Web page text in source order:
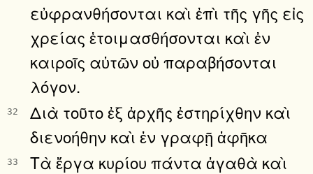
εὐφρανθήσονται καὶ ἐπὶ τῆς γῆς εἰς
χρείας ἑτοιμασθήσονται καὶ ἐν
καιροῖς αὐτῶν οὐ παραβήσονται
λόγον.
32
Διὰ τοῦτο ἐξ ἀρχῆς ἐστηρίχθην καὶ
διενοήθην καὶ ἐν γραφῇ ἀφῆκα
33
Τὰ ἔργα κυρίου πάντα ἀγαθὰ καὶ